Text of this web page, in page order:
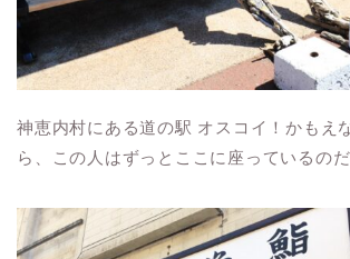
神恵内村にある道の駅 オスコイ！かもえ
ら、この人はずっとここに座っているのだ